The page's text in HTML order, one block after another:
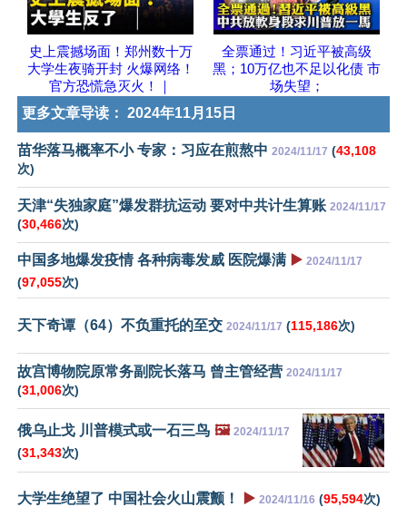
史上震撼场面！郑州数十万
大学生夜骑开封 火爆网络！
官方恐慌急灭火！｜
全票通过！习近平被高级
黑；10万亿也不足以化债 市
场失望；
更多文章导读： 2024年11月15日
苗华落马概率不小 专家：习应在煎熬中 2024/11/17 (43,108
次)
天津“失独家庭”爆发群抗运动 要对中共计生算账 2024/11/17
(30,466次)
中国多地爆发疫情 各种病毒发威 医院爆满 ▶️ 2024/11/17
(97,055次)
天下奇谭（64）不负重托的至交 2024/11/17 (115,186次)
故宫博物院原常务副院长落马 曾主管经营 2024/11/17
(31,006次)
俄乌止戈 川普模式或一石三鸟 🖼️ 2024/11/17
(31,343次)
大学生绝望了 中国社会火山震颤！ ▶️ 2024/11/16 (95,594次)